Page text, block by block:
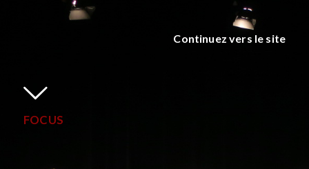
Continuez vers le site
FOCUS